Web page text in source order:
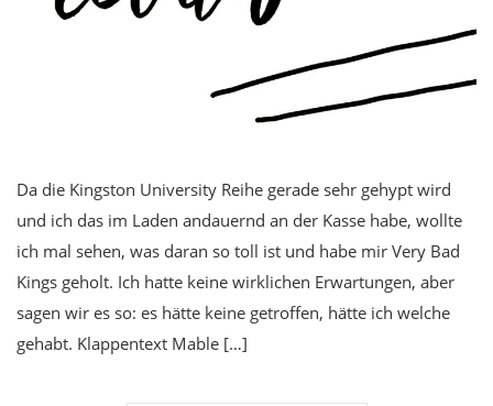
Da die Kingston University Reihe gerade sehr gehypt wird
und ich das im Laden andauernd an der Kasse habe, wollte
ich mal sehen, was daran so toll ist und habe mir Very Bad
Kings geholt. Ich hatte keine wirklichen Erwartungen, aber
sagen wir es so: es hätte keine getroffen, hätte ich welche
gehabt. Klappentext Mable […]